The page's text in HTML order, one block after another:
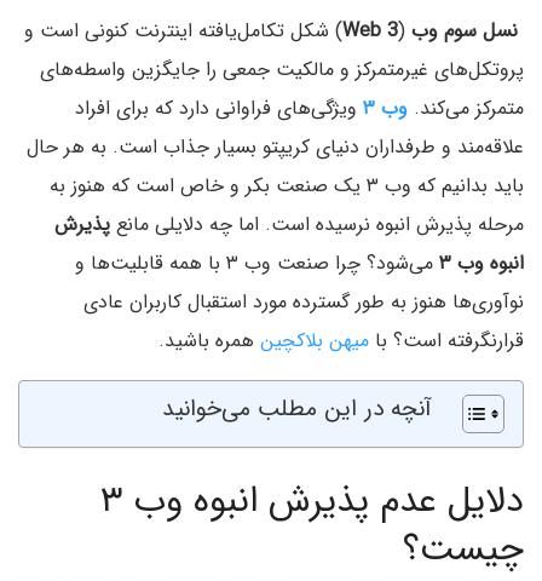
نسل سوم وب (
Web 3) شکل تکامل‌یافته اینترنت کنونی است و
پروتکل‌های غیرمتمرکز و مالکیت جمعی را جایگزین واسطه‌های
متمرکز می‌کند. وب ۳
ویژگی‌های فراوانی دارد که برای افراد
علاقه‌مند و طرفداران دنیای کریپتو بسیار جذاب است. به هر حال
باید بدانیم که وب ۳ یک صنعت بکر و خاص است که هنوز به
مرحله پذیرش انبوه نرسیده است. اما چه دلایلی مانع پذیرش
انبوه وب ۳
می‌شود؟ چرا صنعت وب ۳ با همه قابلیت‌ها و
نوآوری‌ها هنوز به طور گسترده مورد استقبال کاربران عادی
قرارنگرفته است؟ با میهن بلاکچین همره باشید.
آنچه در این مطلب می‌خوانید
دلایل عدم پذیرش انبوه وب ۳
چیست؟